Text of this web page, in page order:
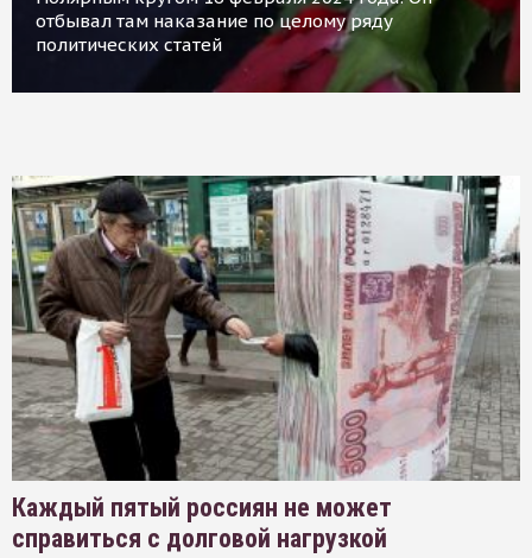
отбывал там наказание по целому ряду
политических статей
Каждый пятый россиян не может
справиться с долговой нагрузкой